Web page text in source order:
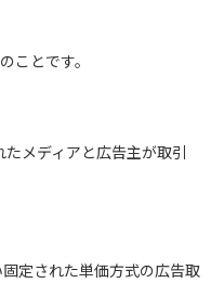
ことです。
メディアと広告主が取引
定された単価方式の広告取